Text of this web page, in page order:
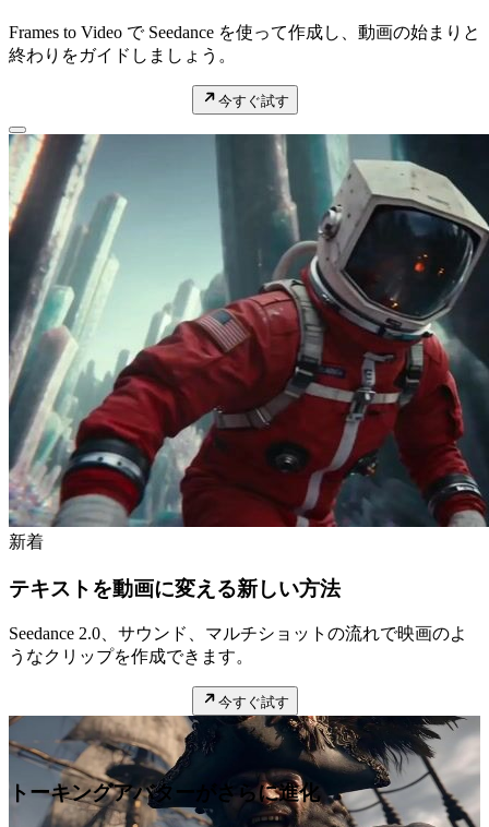
Frames to Video で Seedance を使って作成し、動画の始まりと
終わりをガイドしましょう。
今すぐ試す
新着
テキストを動画に変える新しい方法
Seedance 2.0、サウンド、マルチショットの流れで映画のよ
うなクリップを作成できます。
今すぐ試す
注目
トーキングアバターがさらに進化